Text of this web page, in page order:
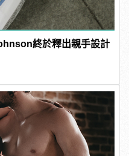
終於釋出親手設計